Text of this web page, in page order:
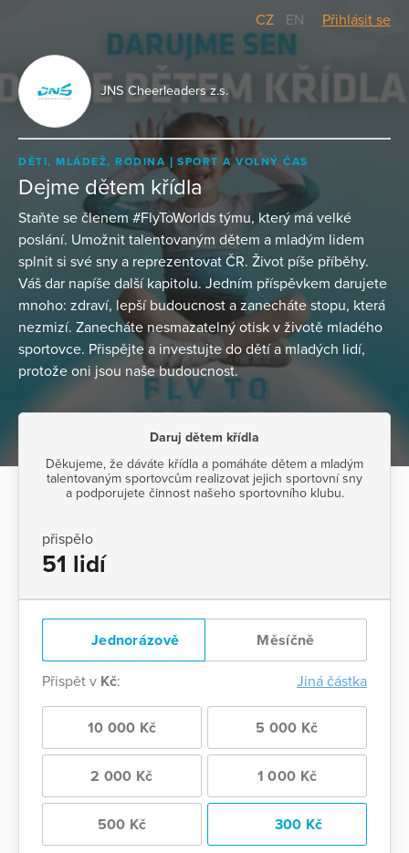
CZ EN Přihlásit se
JNS Cheerleaders z.s.
DĚTI, MLÁDEŽ, RODINA SPORT A VOLNÝ ČAS
Dejme dětem křídla
Staňte se členem #FlyToWorlds týmu, který má velké
poslání. Umožnit talentovaným dětem a mladým lidem
splnit si své sny a reprezentovat ČR. Život píše příběhy.
Váš dar napíše další kapitolu. Jedním příspěvkem darujete
mnoho: zdraví, lepší budoucnost a zanecháte stopu, která
nezmizí. Zanecháte nesmazatelný otisk v životě mladého
sportovce. Přispějte a investujte do dětí a mladých lidí,
protože oni jsou naše budoucnost.
Daruj dětem křídla
Děkujeme, že dáváte křídla a pomáháte dětem a mladým
talentovaným sportovcům realizovat jejich sportovní sny
a podporujete činnost našeho sportovního klubu.
přispělo
51 lidí
Jednorázově Měsíčně
Přispět v Kč: Jiná částka
10 000 Kč 5 000 Kč
2 000 Kč 1 000 Kč
500 Kč 300 Kč